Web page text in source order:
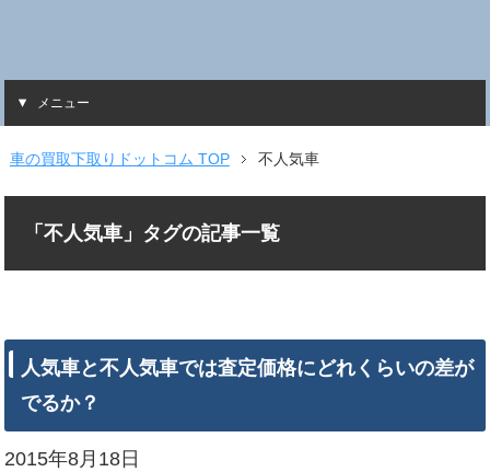
メニュー
車の買取下取りドットコム TOP 不人気車
「不人気車」タグの記事一覧
人気車と不人気車では査定価格にどれくらいの差が
でるか？
2015年8月18日